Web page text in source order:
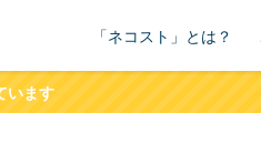
「ネコスト」とは？
います